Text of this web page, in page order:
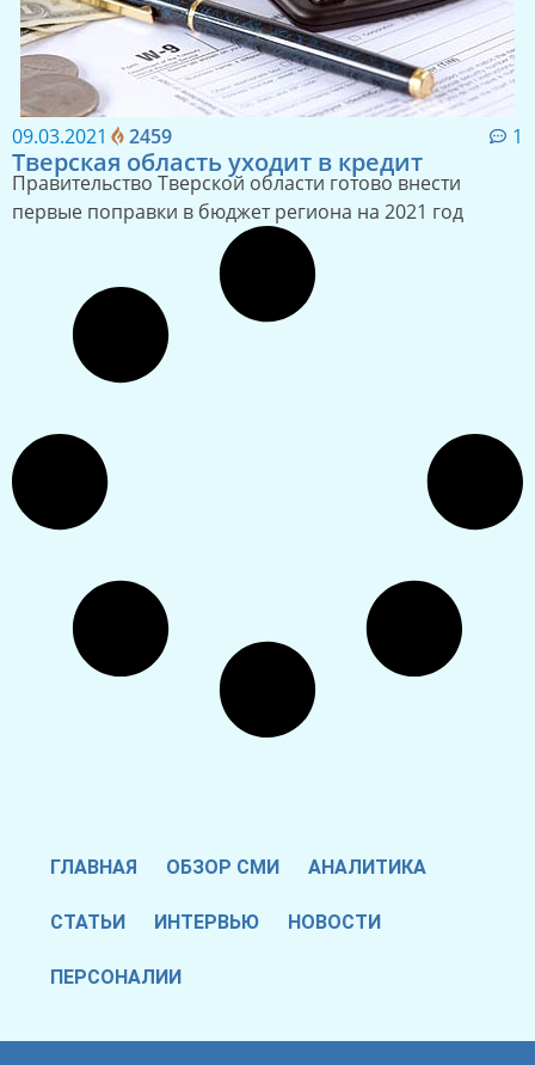
09.03.2021 2459 1
Тверская область уходит в кредит
Правительство Тверской области готово внести
первые поправки в бюджет региона на 2021 год
ГЛАВНАЯ ОБЗОР СМИ АНАЛИТИКА
СТАТЬИ ИНТЕРВЬЮ НОВОСТИ
ПЕРСОНАЛИИ